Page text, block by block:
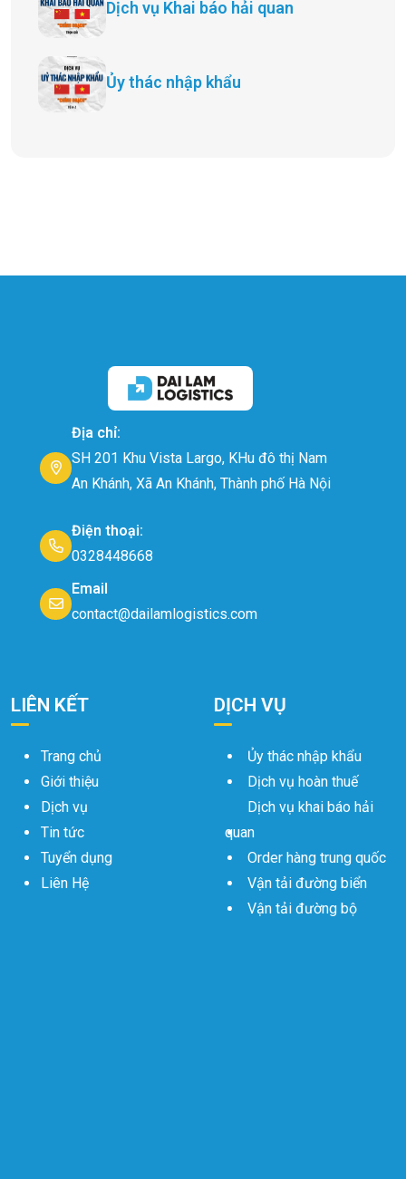
Dịch vụ Khai báo hải quan
Ủy thác nhập khẩu
Địa chỉ:
SH 201 Khu Vista Largo, KHu đô thị Nam
An Khánh, Xã An Khánh, Thành phố Hà Nội
Điện thoại:
0328448668
Email
contact@dailamlogistics.com
LIÊN KẾT
Trang chủ
Giới thiệu
Dịch vụ
Tin tức
Tuyển dụng
Liên Hệ
DỊCH VỤ
Ủy thác nhập khẩu
Dịch vụ hoàn thuế
Dịch vụ khai báo hải
quan
Order hàng trung quốc
Vận tải đường biển
Vận tải đường bộ